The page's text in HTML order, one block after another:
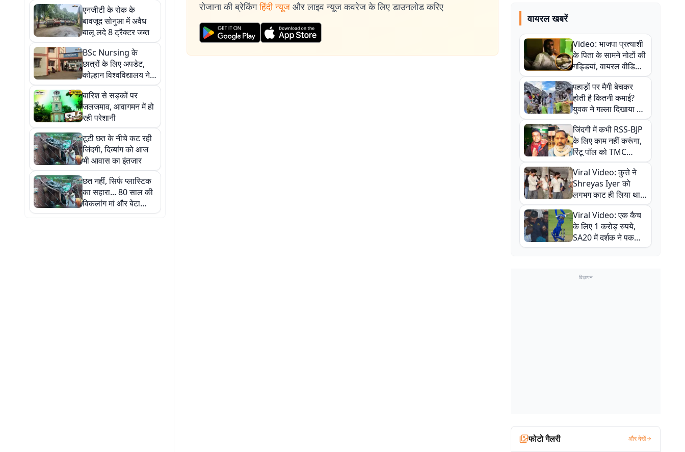
एनजीटी के रोक के
बावजूद सोनुआ में अवैध
बालू लदे 8 ट्रैक्टर जब्त
BSc Nursing के
छात्रों के लिए अपडेट,
कोल्हान विश्वविद्यालय ने
बदला शेड्यूल
बारिश से सड़कों पर
जलजमाव, आवागमन में हो
रही परेशानी
टूटी छत के नीचे कट रही
जिंदगी, दिव्यांग को आज
भी आवास का इंतजार
छत नहीं, सिर्फ प्लास्टिक
का सहारा... 80 साल की
विकलांग मां और बेटा
मुश्किलों में गुजार रहे
रोजाना की ब्रेकिंग हिंदी न्यूज और लाइव न्यूज कवरेज के लिए डाउनलोड करिए
वायरल खबरें
Video: भाजपा प्रत्याशी
के पिता के सामने नोटों की
गड्डियां, वायरल वीडियो
से राजनीति में उबाल,
अजित महतो बोले- TMC
की गंदी चाल
पहाड़ों पर मैगी बेचकर
होती है कितनी कमाई?
युवक ने गल्ला दिखाया तो
नौकरी वालों के खड़े हो गए
कान
जिंदगी में कभी RSS-BJP
के लिए काम नहीं करूंगा,
रिंटू पॉल को TMC
ऑफिस में ले जाकर पीटा,
Video वायरल
Viral Video: कुत्ते ने
Shreyas Iyer को
लगभग काट ही लिया था,
न्यूजीलैंड सीरीज से पहले
बाल-बाल बचे
Viral Video: एक कैच
के लिए 1 करोड़ रुपये,
SA20 में दर्शक ने पकड़ा
एक हाथ से गजब का कैच
विज्ञापन
फोटो गैलरी और देखें